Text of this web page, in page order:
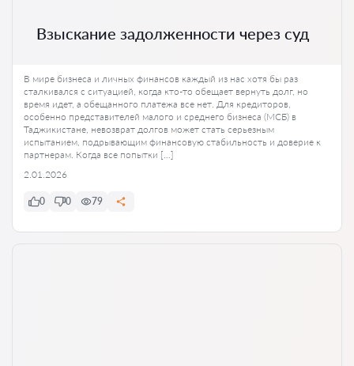
Взыскание задолженности через суд
В мире бизнеса и личных финансов каждый из нас хотя бы раз
сталкивался с ситуацией, когда кто-то обещает вернуть долг, но
время идет, а обещанного платежа все нет. Для кредиторов,
особенно представителей малого и среднего бизнеса (МСБ) в
Таджикистане, невозврат долгов может стать серьезным
испытанием, подрывающим финансовую стабильность и доверие к
партнерам. Когда все попытки […]
2.01.2026
0 0 79